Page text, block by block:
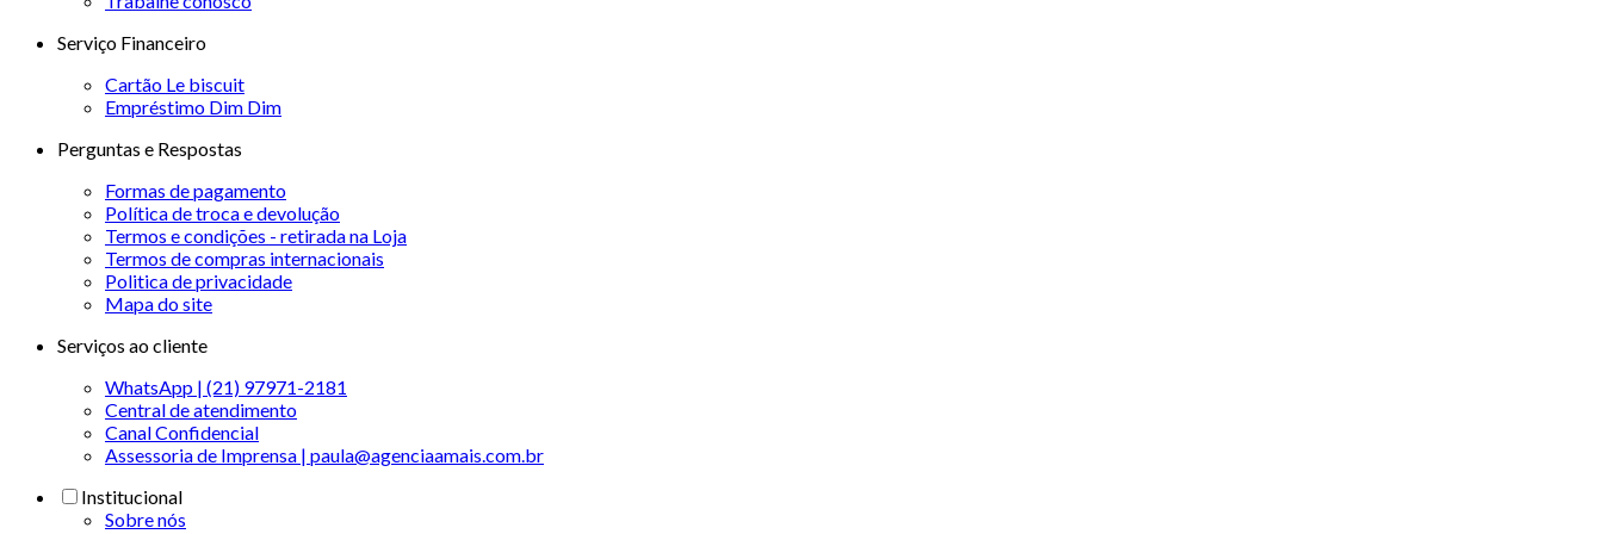
Serviço Financeiro
Cartão Le biscuit
Empréstimo Dim Dim
Perguntas e Respostas
Formas de pagamento
Política de troca e devolução
Termos e condições - retirada na Loja
Termos de compras internacionais
Politica de privacidade
Mapa do site
Serviços ao cliente
WhatsApp | (21) 97971-2181
Central de atendimento
Canal Confidencial
Assessoria de Imprensa | paula@agenciaamais.com.br
Institucional
Sobre nós